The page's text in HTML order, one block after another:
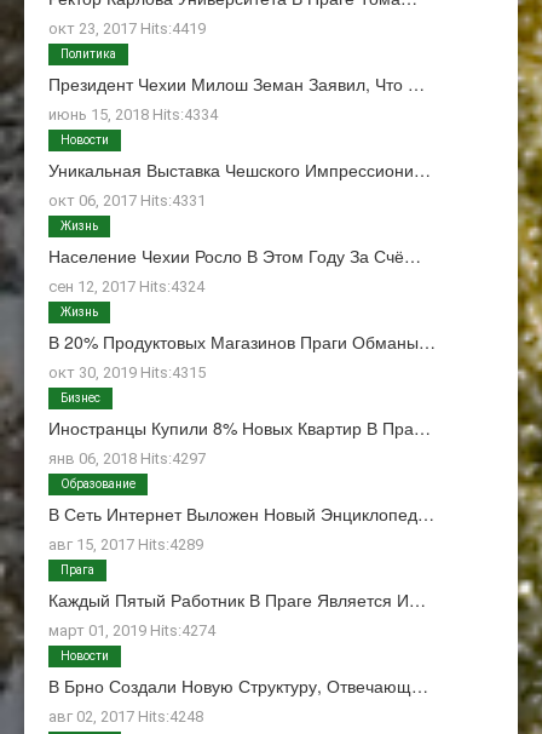
окт 23, 2017 Hits:4419
Президент Чехии Милош Земан Заявил, Что …
июнь 15, 2018 Hits:4334
Политика
Уникальная Выставка Чешского Импрессиони…
окт 06, 2017 Hits:4331
Новости
Население Чехии Росло В Этом Году За Счё…
сен 12, 2017 Hits:4324
Жизнь
В 20% Продуктовых Магазинов Праги Обманы…
окт 30, 2019 Hits:4315
Жизнь
Иностранцы Купили 8% Новых Квартир В Пра…
янв 06, 2018 Hits:4297
Бизнес
В Сеть Интернет Выложен Новый Энциклопед…
авг 15, 2017 Hits:4289
Образование
Каждый Пятый Работник В Праге Является И…
март 01, 2019 Hits:4274
Прага
В Брно Создали Новую Структуру, Отвечающ…
авг 02, 2017 Hits:4248
Новости